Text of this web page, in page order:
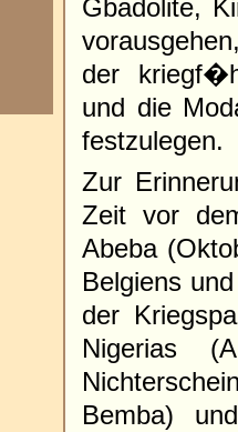
Gbadolite,
der
und die
festzulegen.
Zur
Zeit vor
Abeba
Belgiens
der
Nigerias
Bemba)